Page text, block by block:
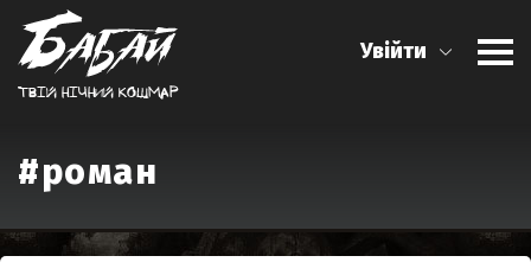
Твiй нiчний кошмар
Увійти
#роман